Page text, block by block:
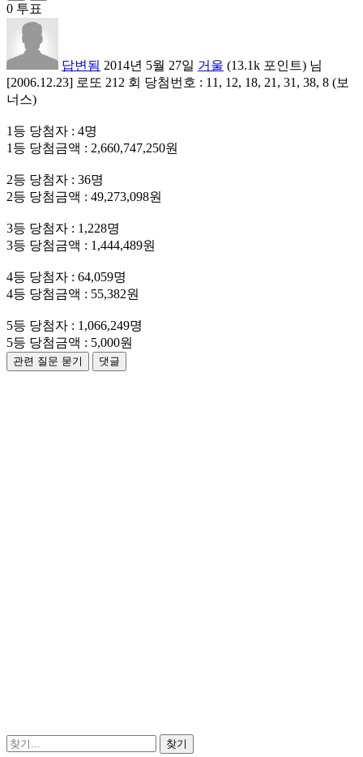
0 투표
답변됨 2014년 5월 27일 거울 (13.1k 포인트) 님
[2006.12.23] 로또 212 회 당첨번호 : 11, 12, 18, 21, 31, 38, 8 (보
너스)
1등 당첨자 : 4명
1등 당첨금액 : 2,660,747,250원
2등 당첨자 : 36명
2등 당첨금액 : 49,273,098원
3등 당첨자 : 1,228명
3등 당첨금액 : 1,444,489원
4등 당첨자 : 64,059명
4등 당첨금액 : 55,382원
5등 당첨자 : 1,066,249명
5등 당첨금액 : 5,000원